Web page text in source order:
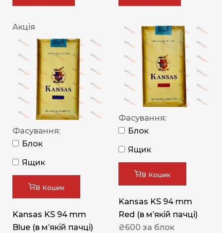
Акція
Фасування:
Блок
Ящик
В Кошик
Kansas KS 94 mm
Blue (в мʼякій пачці)
Фасування:
Блок
Ящик
В Кошик
Kansas KS 94 mm
Red (в мʼякій пачці)
₴600 за блок